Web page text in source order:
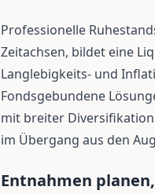
Professionelle
Zeitachsen, bildet eine
Langlebigkeits- und
Fondsgebundene
mit breiter
im Übergang aus den
Entnahmen